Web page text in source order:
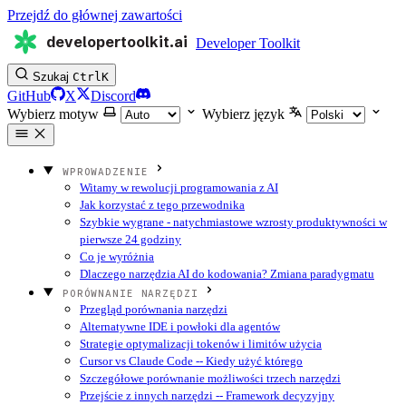
Przejdź do głównej zawartości
developertoolkit.ai Developer Toolkit
Szukaj CtrlK
GitHub X
Discord
Wybierz motyw
Wybierz język
WPROWADZENIE
Witamy w rewolucji programowania z AI
Jak korzystać z tego przewodnika
Szybkie wygrane - natychmiastowe wzrosty produktywności w
pierwsze 24 godziny
Co je wyróżnia
Dlaczego narzędzia AI do kodowania? Zmiana paradygmatu
PORÓWNANIE NARZĘDZI
Przegląd porównania narzędzi
Alternatywne IDE i powłoki dla agentów
Strategie optymalizacji tokenów i limitów użycia
Cursor vs Claude Code -- Kiedy użyć którego
Szczegółowe porównanie możliwości trzech narzędzi
Przejście z innych narzędzi -- Framework decyzyjny